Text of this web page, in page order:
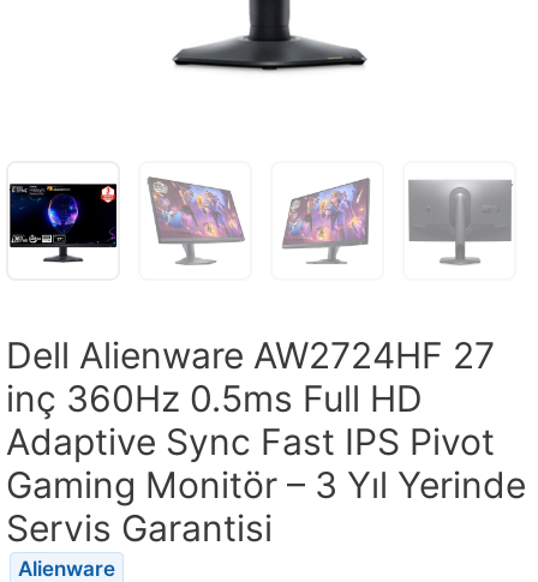
Dell Alienware AW2724HF 27
inç 360Hz 0.5ms Full HD
Adaptive Sync Fast IPS Pivot
Gaming Monitör – 3 Yıl Yerinde
Servis Garantisi
Alienware